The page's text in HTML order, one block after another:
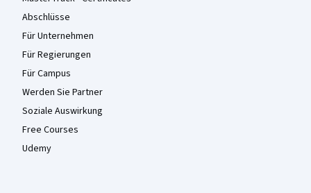
Abschlüsse
Für Unternehmen
Für Regierungen
Für Campus
Werden Sie Partner
Soziale Auswirkung
Free Courses
Udemy